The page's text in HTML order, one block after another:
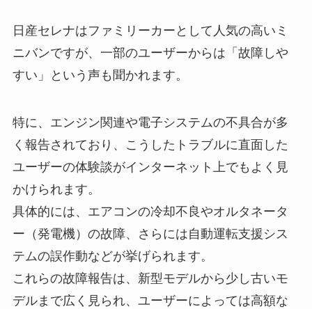
日産セレナはファミリーカーとして人気の高いミ
ニバンですが、一部のユーザーからは「故障しや
すい」という声も聞かれます。
特に、エンジン関連や電子システムの不具合が多
く報告されており、こうしたトラブルに直面した
ユーザーの体験談がインターネット上でもよく見
かけられます。
具体的には、エアコンの冷却不良やオルタネータ
ー（発電機）の故障、さらには自動運転支援シス
テムの誤作動などが挙げられます。
これらの故障報告は、新型モデルから少し古いモ
デルまで広く見られ、ユーザーによっては高額な